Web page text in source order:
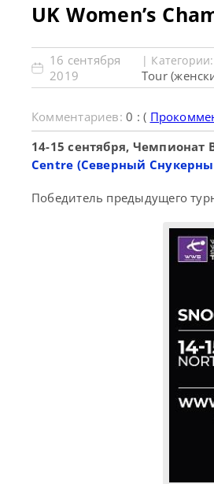
UK Women’s
16 сентября
2019
| Категории:
Tour
Комментариев:0 : (
14-15 сентября,
Centre (Северный
Победитель предыдущего